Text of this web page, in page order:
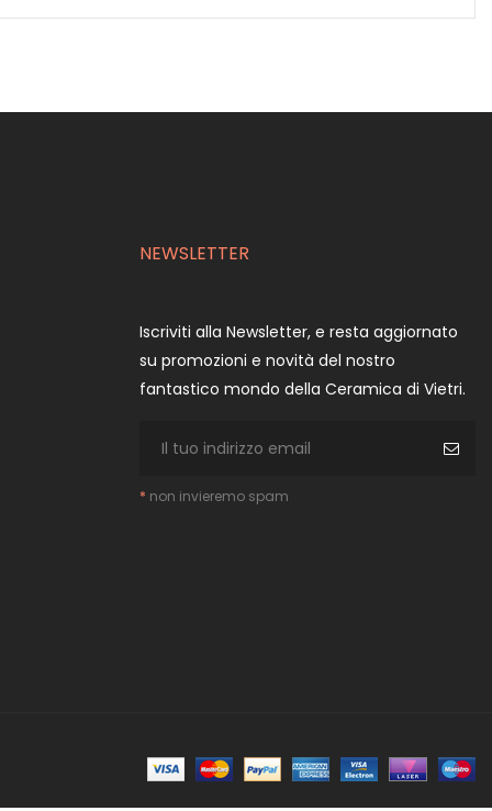
NEWSLETTER
Iscriviti alla Newsletter, e resta aggiornato
su promozioni e novità del nostro
fantastico mondo della Ceramica di Vietri.
* non invieremo spam